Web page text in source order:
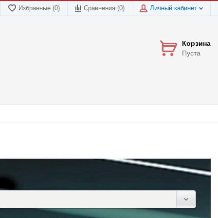
Избранные (0) Сравнения (0) Личный кабинет
Корзина
Пуста